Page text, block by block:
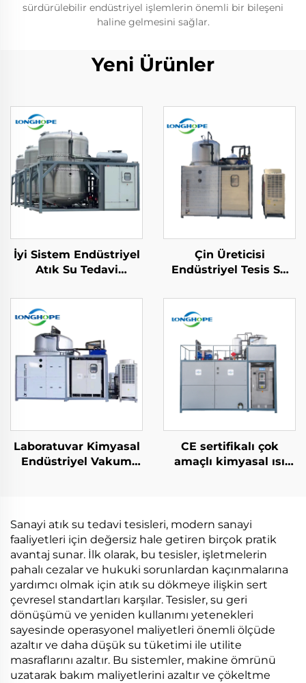
sürdürülebilir endüstriyel işlemlerin önemli bir bileşeni
haline gelmesini sağlar.
Yeni Ürünler
İyi Sistem Endüstriyel
Atık Su Tedavi
Konsantrasyonu Atık
su geri dönüşüm
makinesi
Çin Üreticisi
Endüstriyel Tesis Su
Sıcaklık Vakum
Buharlaştırıcı
makinesi
Laboratuvar Kimyasal
Endüstriyel Vakum
Makinesi
CE sertifikalı çok
amaçlı kimyasal ısı
kristalleştirme
makinesi
Sanayi atık su tedavi tesisleri, modern sanayi
faaliyetleri için değersiz hale getiren birçok pratik
avantaj sunar. İlk olarak, bu tesisler, işletmelerin
pahalı cezalar ve hukuki sorunlardan kaçınmalarına
yardımcı olmak için atık su dökmeye ilişkin sert
çevresel standartları karşılar. Tesisler, su geri
dönüşümü ve yeniden kullanımı yetenekleri
sayesinde operasyonel maliyetleri önemli ölçüde
azaltır ve daha düşük su tüketimi ile utilite
masraflarını azaltır. Bu sistemler, makine ömrünü
uzatarak bakım maliyetlerini azaltır ve çökeltme